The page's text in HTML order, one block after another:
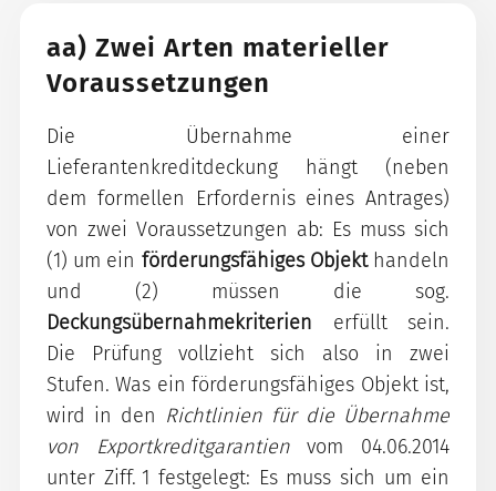
aa) Zwei Arten materieller
Voraussetzungen
Die Übernahme einer
Lieferantenkreditdeckung hängt (neben
dem formellen Erfordernis eines Antrages)
von zwei Voraussetzungen ab: Es muss sich
(1) um ein förderungsfähiges Objekthandeln
und (2) müssen die sog.
Deckungsübernahmekriterien erfüllt sein.
Die Prüfung vollzieht sich also in zwei
Stufen. Was ein förderungsfähiges Objekt ist,
wird in den Richtlinien für die Übernahme
von Exportkreditgarantienvom 04.06.2014
unter Ziff. 1 festgelegt: Es muss sich um ein